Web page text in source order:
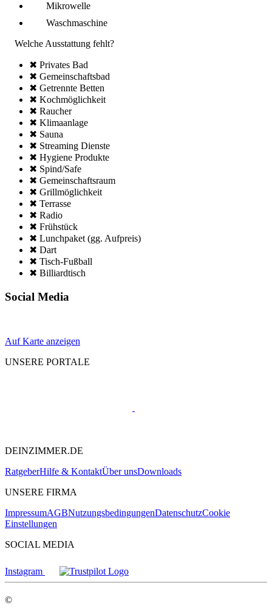
Mikro­welle
Wasch­maschine
Welche Ausstattung fehlt?
✖ Privates Bad
✖ Gemeinschafts­bad
✖ Getrennte Betten
✖ Kochmöglich­keit
✖ Raucher
✖ Klima­anlage
✖ Sauna
✖ Streaming Dienste
✖ Hygiene Produkte
✖ Spind/Safe
✖ Gemeinschafts­raum
✖ Grillmöglich­keit
✖ Terrasse
✖ Radio
✖ Frühstück
✖ Lunchpaket (gg. Aufpreis)
✖ Dart
✖ Tisch-Fußball
✖ Billiardtisch
Social Media
Auf Karte anzeigen
UNSERE PORTALE
DEINZIMMER.DE
RatgeberHilfe & KontaktÜber unsDownloads
UNSERE FIRMA
ImpressumAGBNutzungsbedingungenDatenschutzCookie
Einstellungen
SOCIAL MEDIA
Instagram
©